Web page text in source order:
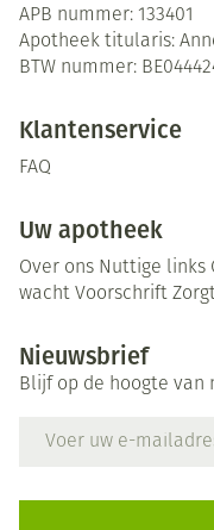
APB nummer: 133401
Apotheek titularis:
BTW nummer:
Klantenservice
FAQ
Uw apotheek
Over ons Nuttige links
wacht Voorschrift
Nieuwsbrief
Blijf op de hoogte van